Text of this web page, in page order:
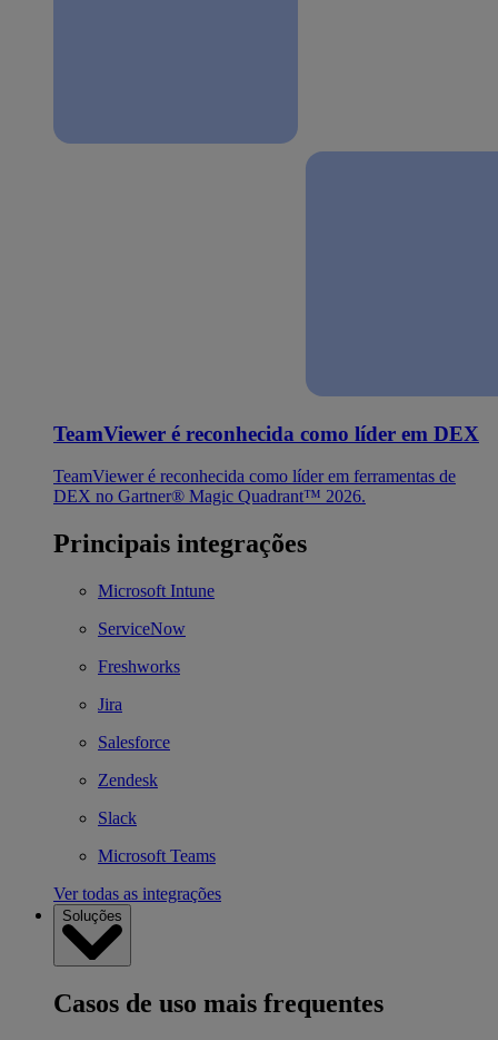
TeamViewer é reconhecida como líder em DEX
TeamViewer é reconhecida como líder em ferramentas de
DEX no Gartner® Magic Quadrant™ 2026.
Principais integrações
Microsoft Intune
ServiceNow
Freshworks
Jira
Salesforce
Zendesk
Slack
Microsoft Teams
Ver todas as integrações
Soluções
Casos de uso mais frequentes